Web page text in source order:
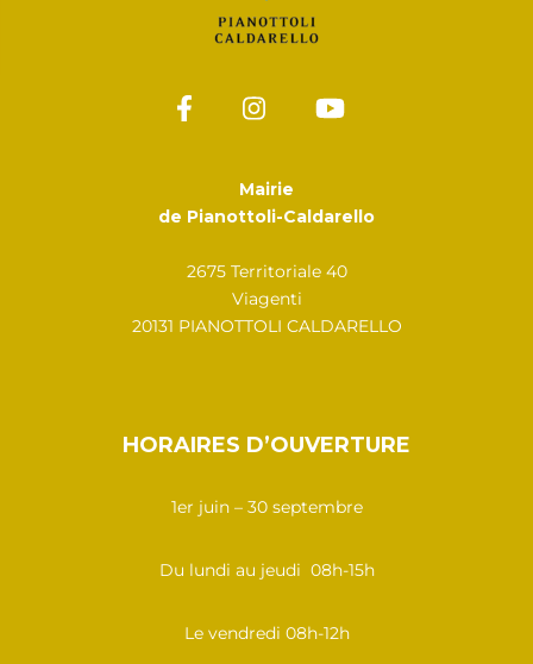
Mairie
de Pianottoli-Caldarello
2675 Territoriale 40
Viagenti
20131 PIANOTTOLI CALDARELLO
HORAIRES D’OUVERTURE
1er juin – 30 septembre
Du lundi au jeudi 08h-15h
Le vendredi 08h-12h